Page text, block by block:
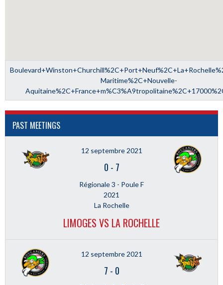
Maritime%2C+Nouvelle-
PAST MEETINGS
12 septembre 2021
0 - 7
Régionale 3 - Poule F
2021
La Rochelle
LIMOGES VS LA ROCHELLE
12 septembre 2021
7 - 0